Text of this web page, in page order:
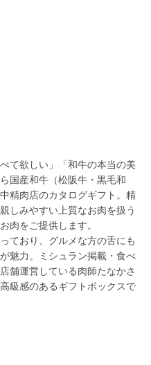
て欲しい」「和牛の本当の美
国産和牛（松阪牛・黒毛和
精肉店のカタログギフト。精
しみやすい上質なお肉を扱う
肉をご提供します。
ており、グルメな方の舌にも
魅力。ミシュラン掲載・食べ
舗運営している肉師たなかさ
級感のあるギフトボックスで